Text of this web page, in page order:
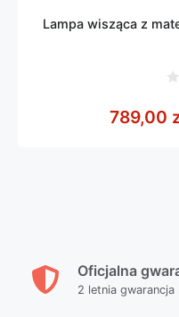
Lampa wisząca z
5
789,00
Oficjalna
2 letnia